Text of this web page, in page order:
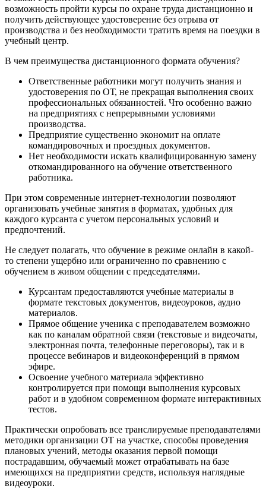
возможность пройти курсы по охране труда дистанционно и
получить действующее удостоверение без отрыва от
производства и без необходимости тратить время на поездки в
учебный центр.
В чем преимущества дистанционного формата обучения?
Ответственные работники могут получить знания и
удостоверения по ОТ, не прекращая выполнения своих
профессиональных обязанностей. Что особенно важно
на предприятиях с непрерывными условиями
производства.
Предприятие существенно экономит на оплате
командировочных и проездных документов.
Нет необходимости искать квалифицированную замену
откомандированного на обучение ответственного
работника.
При этом современные интернет-технологии позволяют
организовать учебные занятия в форматах, удобных для
каждого курсанта с учетом персональных условий и
предпочтений.
Не следует полагать, что обучение в режиме онлайн в какой-
то степени ущербно или ограниченно по сравнению с
обучением в живом общении с председателями.
Курсантам предоставляются учебные материалы в
формате текстовых документов, видеоуроков, аудио
материалов.
Прямое общение ученика с преподавателем возможно
как по каналам обратной связи (текстовые и видеочаты,
электронная почта, телефонные переговоры), так и в
процессе вебинаров и видеоконференций в прямом
эфире.
Освоение учебного материала эффективно
контролируется при помощи выполнения курсовых
работ и в удобном современном формате интерактивных
тестов.
Практически опробовать все транслируемые преподавателями
методики организации ОТ на участке, способы проведения
плановых учений, методы оказания первой помощи
пострадавшим, обучаемый может отрабатывать на базе
имеющихся на предприятии средств, используя наглядные
видеоуроки.